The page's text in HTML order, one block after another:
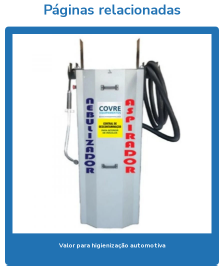
Aspirador de carros profissional
Aspirador com cobrança por pix para posto
Aspirador para lava rápido profissional
Aspirador de pó fichas e moedas
Aspirador de pó ideal para carros
Aspirador de pó industrial para carros
Aspirador de pó de moeda
Aspirador de pó self service
Aspirador para posto ficha
Aspirador para posto com sistema pix
Aspirador profissional para carros
Páginas relacionadas
Valor para higienização automotiva